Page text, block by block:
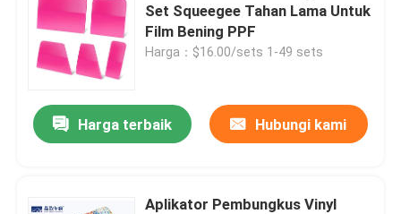
Set Squeegee Tahan Lama Untuk
Film Bening PPF
Harga：$16.00/sets 1-49 sets
Harga terbaik Hubungi kami
Aplikator Pembungkus Vinyl